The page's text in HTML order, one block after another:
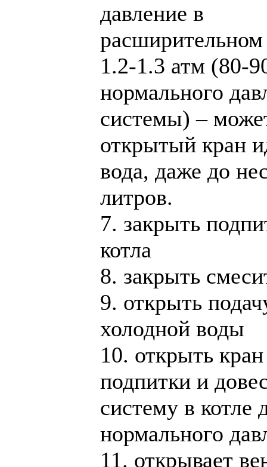
давление в
расширительном
1.2-1.3 атм (80-
нормального
системы) –
открытый кран
вода, даже до
литров.
7. закрыть
котла
8. закрыть
9. открыть
холодной воды
10. открыть кран
подпитки и
систему в котле
нормального
11. открывает